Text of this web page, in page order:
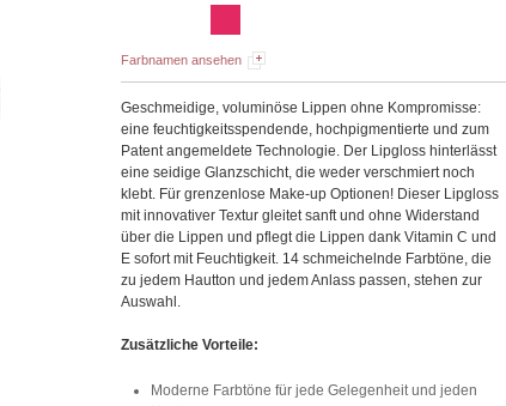
Farbnamen ansehen
Geschmeidige, voluminöse Lippen ohne Kompromisse:
eine feuchtigkeitsspendende, hochpigmentierte und zum
Patent angemeldete Technologie. Der Lipgloss hinterlässt
eine seidige Glanzschicht, die weder verschmiert noch
klebt. Für grenzenlose Make-up Optionen! Dieser Lipgloss
mit innovativer Textur gleitet sanft und ohne Widerstand
über die Lippen und pflegt die Lippen dank Vitamin C und
E sofort mit Feuchtigkeit. 14 schmeichelnde Farbtöne, die
zu jedem Hautton und jedem Anlass passen, stehen zur
Auswahl.
Zusätzliche Vorteile:
Moderne Farbtöne für jede Gelegenheit und jeden